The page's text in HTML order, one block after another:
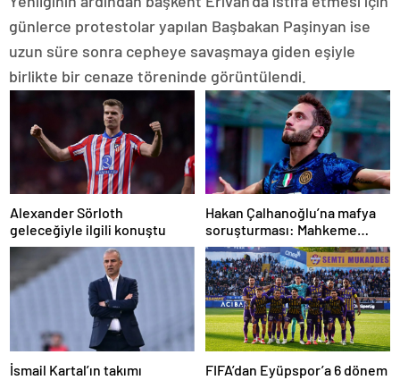
günlerce protestolar yapılan Başbakan Paşinyan ise
uzun süre sonra cepheye savaşmaya giden eşiyle
birlikte bir cenaze töreninde görüntülendi.
Alexander Sörloth
geleceğiyle ilgili konuştu
Hakan Çalhanoğlu’na mafya
soruşturması: Mahkeme
cezasını açıkladı
İsmail Kartal’ın takımı
FIFA’dan Eyüpspor’a 6 dönem